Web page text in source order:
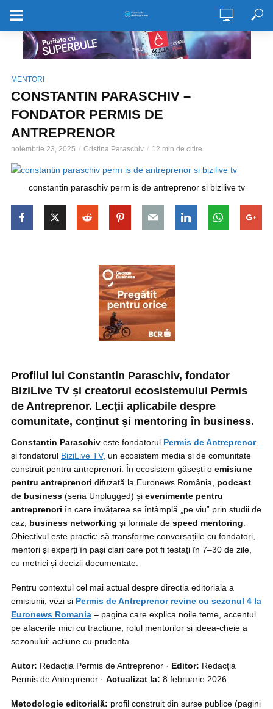
MENTORI
CONSTANTIN PARASCHIV –
FONDATOR PERMIS DE
ANTREPRENOR
noiembrie 23, 2025 Cristina Paraschiv 12 min de citire
constantin paraschiv perm is de antreprenor si bizilive tv
Profilul lui Constantin Paraschiv, fondator
BiziLive TV și creatorul ecosistemului Permis
de Antreprenor. Lecții aplicabile despre
comunitate, conținut și mentoring în business.
Constantin Paraschiv este fondatorul Permis de Antreprenor
și fondatorul BiziLive TV, un ecosistem media și de comunitate
construit pentru antreprenori. În ecosistem găsești o emisiune
pentru antreprenori difuzată la Euronews România, podcast
de business (seria Unplugged) și evenimente pentru
antreprenori în care învățarea se întâmplă „pe viu” prin studii de
caz, business networking și formate de speed mentoring
Obiectivul este practic: să transforme conversațiile cu fondatori,
mentori și experți în pași clari care pot fi testați în 7–30 de zile,
cu metrici și decizii documentate.
Pentru contextul cel mai actual despre directia editoriala a
emisiunii, vezi si Permis de Antreprenor revine cu sezonul 4 la
Euronews Romania – pagina care explica noile teme, accentul
pe afacerile mici cu tractiune, rolul mentorilor si ideea-cheie a
sezonului: actiune cu prudenta.
Autor: Redacția Permis de Antreprenor · Editor: Redacția
Permis de Antreprenor · Actualizat la: 8 februarie 2026
Metodologie editorială: profil construit din surse publice (pagini